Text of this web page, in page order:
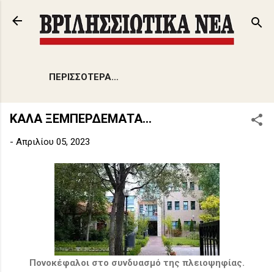
Μετάβαση στο κύριο περιεχόμενο
ΠΕΡΙΣΣΌΤΕΡΑ…
ΚΑΛΑ ΞΕΜΠΕΡΔΕΜΑΤΑ...
- Απριλίου 05, 2023
Πονοκέφαλοι στο συνδυασμό της πλειοψηφίας.